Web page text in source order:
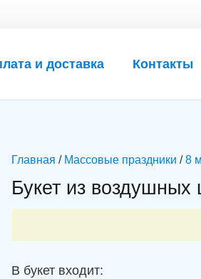
и доставка Контакты
Главная / Массовые праздники /8
Букет из
В букет входит: